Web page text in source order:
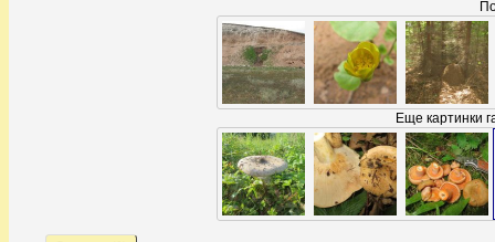
Еще картинки